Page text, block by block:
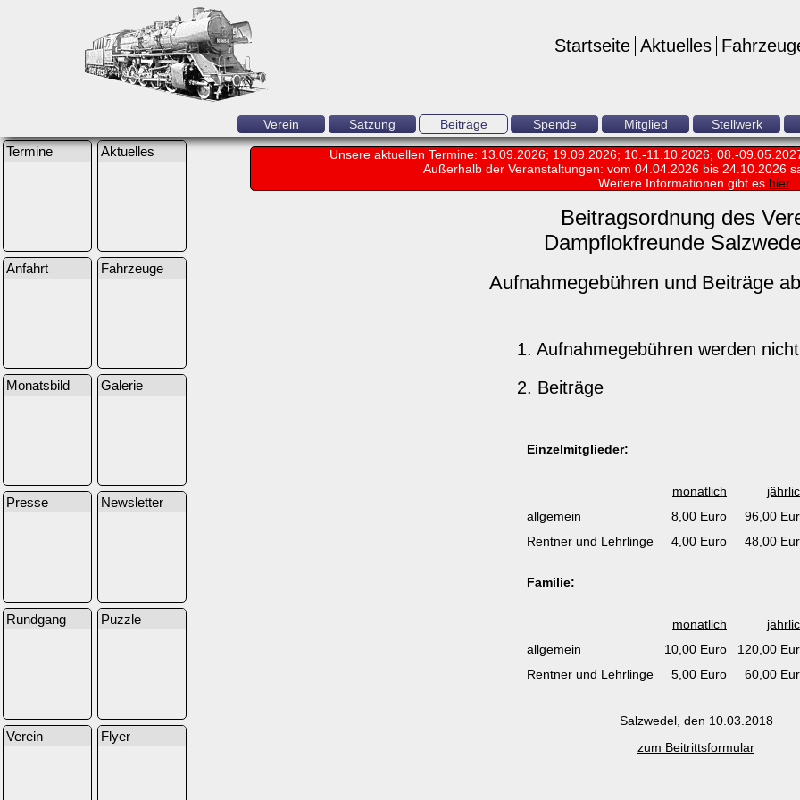
Aktuelles
Startseite
Verein Satzung Beiträge Spende Mitglied Stellwerk
Termine Aktuelles
Anfahrt Fahrzeuge
Monatsbild Galerie
Presse Newsletter
Rundgang Puzzle
Verein Flyer
Unsere aktuellen Termine: 13.09.2026; 19.09.2026; 10.-11.10.2026; 08.-
Außerhalb der Veranstaltungen:vom 04.04.2026 bis 24.10.2026
Weitere Informationen gibt es hier.
Beitragsordnung des
Dampflokfreunde
Aufnahmegebühren und Beiträge
1. Aufnahmegebühren werden
2. Beiträge
Einzelmitglieder:
monatlich
allgemein
8,00 Euro
96,00
Rentner und Lehrlinge
4,00 Euro 48,00
Familie:
monatlich
allgemein
10,00 Euro
120,00
Rentner und Lehrlinge
5,00 Euro 60,00
Salzwedel, den 10.03.2018
zum Beitrittsformular